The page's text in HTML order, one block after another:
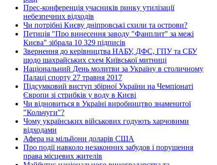
Прес-конференція учасників ринку утилізації
небезпечних відходів
Чи потрібні Києву дніпровські схили та острови?
Петиція "Про винесення заводу "Фанплит" за межі
Києва" зібрала 10 329 підписів
Звернення до керівництва НАБУ, ДФС, ГПУ та СБУ
щодо шахрайських схем Київської митниці
Національний День молитви за Україну в столичному
Палаці спорту 27 травня 2017
Підсумковий виступ збірної України на Чемпіонаті
Європи зі стрибків у воду в Києві
Чи відновиться в Україні виробництво знаменитої
"Кольчуги"?
Чому українських військових годують харчовими
відходами
Афера на мільйони доларів США
Про події навколо незаконних забудов і порушення
права місцевих жителів